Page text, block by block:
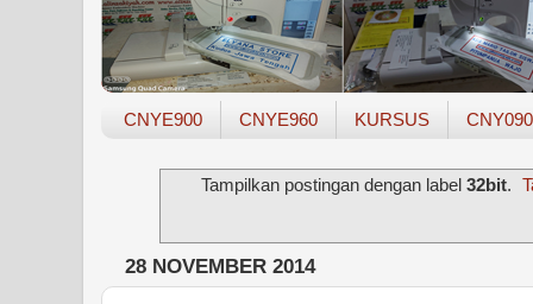
CNYE900 CNYE960 KURSUS
Tampilkan postingan dengan label 32bit.
28 NOVEMBER 2014